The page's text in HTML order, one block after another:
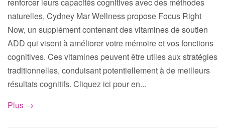
naturelles, Cydney Mar Wellness propose Focus Right
Now, un supplément contenant des vitamines de soutien
ADD qui visent à améliorer votre mémoire et vos fonctions
cognitives. Ces vitamines peuvent être utiles aux stratégies
traditionnelles, conduisant potentiellement à de meilleurs
résultats cognitifs. Cliquez ici pour en...
Plus →